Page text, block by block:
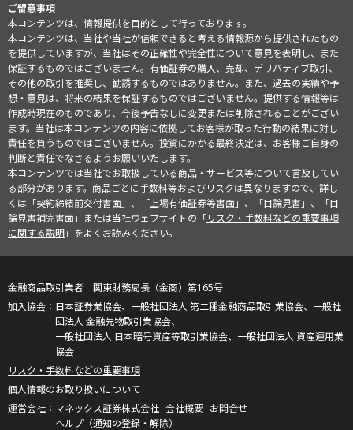
ご留意事項
本コンテンツは、情報提供を目的として行っております。
本コンテンツは、当社や当社が信頼できると考える情報源から提供されたもの
を提供していますが、当社はその正確性や完全性について意見を表明し、また
保証するものではございません。有価証券の購入、売却、デリバティブ取引、
その他の取引を推奨し、勧誘するものではありません。また、過去の実績や予
想・意見は、将来の結果を保証するものではございません。提供する情報等は
作成時現在のものであり、今後予告なしに変更または削除されることがござい
ます。当社は本コンテンツの内容に依拠してお客様が取った行動の結果に対し
責任を負うものではございません。投資にかかる最終決定は、お客様ご自身の
判断と責任でなさるようお願いいたします。
本コンテンツでは当社でお取扱している商品・サービス等について言及してい
る部分があります。商品ごとに手数料等およびリスクは異なりますので、詳し
くは「契約締結前交付書面」、「上場有価証券等書面」、「目論見書」、「目
論見書補完書面」または当社ウェブサイトの「リスク・手数料などの重要事項
に関する説明」をよくお読みください。
金融商品取引業者 関東財務局長（金商）第165号
日本証券業協会、一般社団法人 第二種金融商品取引業協会、一般社
団法人 金融先物取引業協会、
一般社団法人 日本暗号資産等取引業協会、一般社団法人 資産運用業
協会
リスク・手数料などの重要事項
個人情報のお取り扱いについて
マネックス証券株式会社 会社概要 お問合せ
ヘルプ（通知の登録・解除）